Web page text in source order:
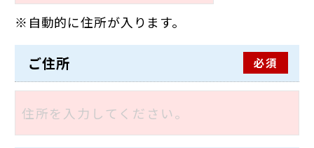
自動的に住所が入ります。
ご住所 必須